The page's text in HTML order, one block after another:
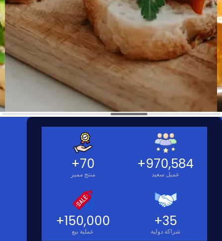
عميل سعيد
970,584
+
منتج مميز
70
+
شراكة دولية
35
+
عملية بيع
150,000
+